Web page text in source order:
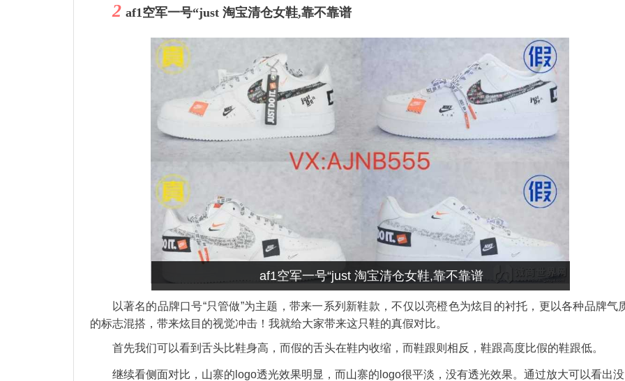
2 af1空军一号“just 淘宝清仓女鞋,靠不靠谱
af1空军一号“just 淘宝清仓女鞋,靠不靠谱
以著名的品牌口号“只管做”为主题，带来一系列新鞋款，不仅以亮橙色为炫目的衬托，更以各种品牌气
的标志混搭，带来炫目的视觉冲击！我就给大家带来这只鞋的真假对比。
首先我们可以看到舌头比鞋身高，而假的舌头在鞋内收缩，而鞋跟则相反，鞋跟高度比假的鞋跟低。
继续看侧面对比，山寨的logo透光效果明显，而山寨的logo很平淡，没有透光效果。通过放大可以看出没